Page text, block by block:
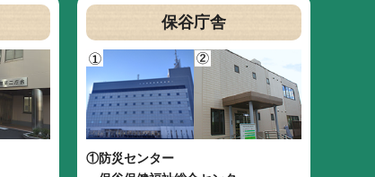
保谷庁舎
①防災センター